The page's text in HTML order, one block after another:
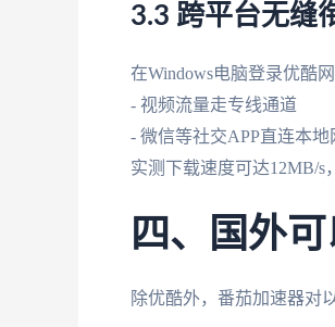
3.3 跨平台无缝
在Windows电脑登录优酷
- 视频流量走专线通道
- 微信等社交APP直连本地
实测下载速度可达12MB/s
四、国外
除优酷外，番茄加速器对